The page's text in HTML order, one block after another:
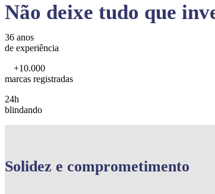
Não deixe tudo que
36 anos
de experiência
+10.000
marcas registradas
24h
blindando
Solidez e comprometimento